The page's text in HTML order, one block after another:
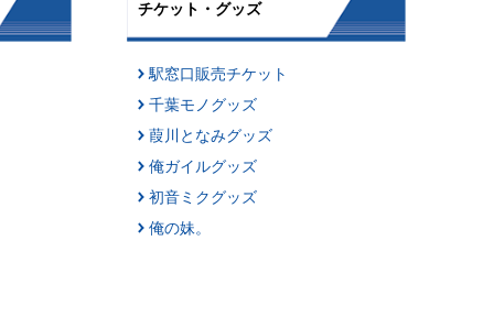
チケット・グッズ
駅窓口販売チケット
千葉モノグッズ
葭川となみグッズ
俺ガイルグッズ
初音ミクグッズ
俺の妹。